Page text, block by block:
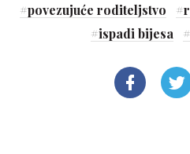
#povezujuće roditeljstvo #
#ispadi bijesa #